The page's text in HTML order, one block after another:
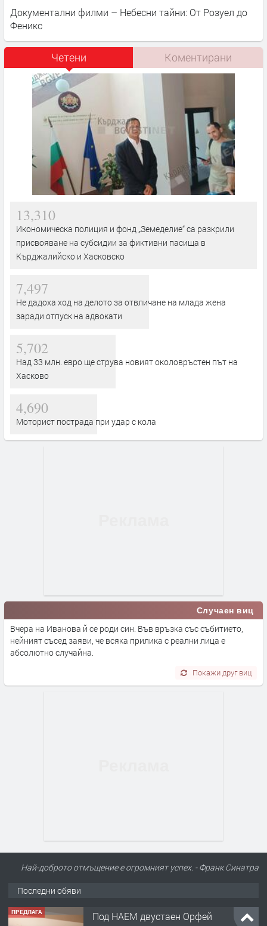
Документални филми – Небесни тайни: От Розуел до
Феникс
Четени Коментирани
13,310
Икономическа полиция и фонд „Земеделие“ са разкрили
присвояване на субсидии за фиктивни пасища в
Кърджалийско и Хасковско
7,497
Не дадоха ход на делото за отвличане на млада жена
заради отпуск на адвокати
5,702
Над 33 млн. евро ще струва новият околовръстен път на
Хасково
4,690
Моторист пострада при удар с кола
Случаен виц
Вчера на Иванова й се роди син. Във връзка със събитието,
нейният съсед заяви, че всяка прилика с реални лица е
абсолютно случайна.
Покажи друг виц
Най-доброто отмъщение е огромният успех. - Франк Синатра
Последни обяви
ПРЕДЛАГА Под НАЕМ двустаен Орфей